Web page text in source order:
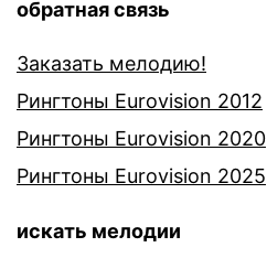
обратная связь
Заказать мелодию!
Рингтоны Eurovision 2012
Рингтоны Eurovision 2020
Рингтоны Eurovision 2025
искать мелодии